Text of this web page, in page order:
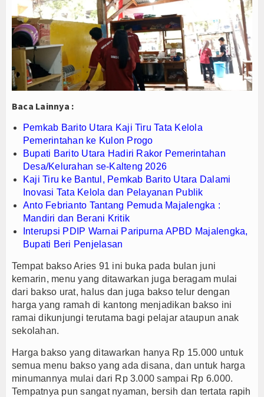
Baca Lainnya :
Pemkab Barito Utara Kaji Tiru Tata Kelola
Pemerintahan ke Kulon Progo
Bupati Barito Utara Hadiri Rakor Pemerintahan
Desa/Kelurahan se-Kalteng 2026
Kaji Tiru ke Bantul, Pemkab Barito Utara Dalami
Inovasi Tata Kelola dan Pelayanan Publik
Anto Febrianto Tantang Pemuda Majalengka :
Mandiri dan Berani Kritik
Interupsi PDIP Warnai Paripurna APBD Majalengka,
Bupati Beri Penjelasan
Tempat bakso Aries 91 ini buka pada bulan juni
kemarin, menu yang ditawarkan juga beragam mulai
dari bakso urat, halus dan juga bakso telur dengan
harga yang ramah di kantong menjadikan bakso ini
ramai dikunjungi terutama bagi pelajar ataupun anak
sekolahan.
Harga bakso yang ditawarkan hanya Rp 15.000 untuk
semua menu bakso yang ada disana, dan untuk harga
minumannya mulai dari Rp 3.000 sampai Rp 6.000.
Tempatnya pun sangat nyaman, bersih dan tertata rapih